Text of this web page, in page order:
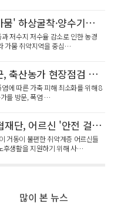
장흥군, '극심한 가뭄' 하상굴착·양수기…농업용수 '숨통'
저수지 저수율 감소로 인한 농경
가뭄 취약지역을 중심…
'살인 폭염' 장흥군, 축산농가 현장점검 총력
에 따른 가축 피해 최소화를 위해 8
를 방문, 폭염 …
장흥관산농협·농협재단, 어르신 '안전 걸음' 보행보조기 70대 기탁
거동이 불편한 취약계층 어르신들
후생활을 지원하기 위해 사…
많이 본 뉴스